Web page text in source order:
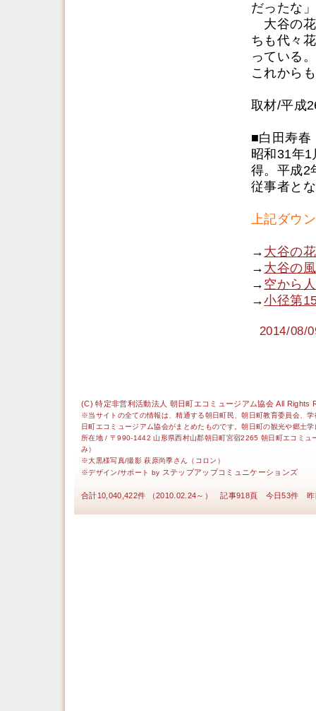
だったな
大谷の花
ちも代々
っている
これから
取材/平成
■白田寿春
昭和31年
得。平成2
従事者と
上記ダウ
→ 大谷の
→ 大谷の
→ 空から
→小径第
2014/08/
(C) 特定非営利活動法人 朝日町エコミュージアム協会 All Rights
※当サイトの全ての情報は、精通する朝日町民、朝日町教育委員会、
日町エコミュージアム協会がまとめたものです。朝日町の観光や郷土
所在地 / 〒990-1442 山形県西村山郡朝日町宮宿2265 朝日町エコミ
み）
※大黒様写真/撮影 萩原尚季さん（コロン）
※デザイン/サポート by ステップアップコミュニケーションズ
合計10,040,422件 （2010.02.24～） 記事918頁 今日53件